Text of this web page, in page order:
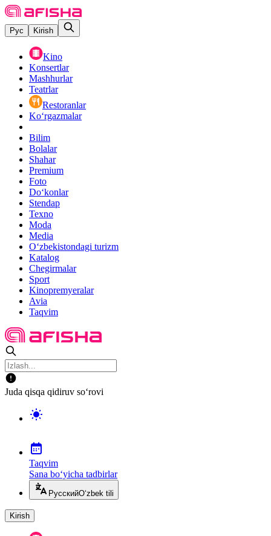
Рус Kirish
Kino
Konsertlar
Mashhurlar
Teatrlar
Restoranlar
Ko‘rgazmalar
Bilim
Bolalar
Shahar
Premium
Foto
Do‘konlar
Stendap
Texno
Moda
Media
O‘zbekistondagi turizm
Katalog
Chegirmalar
Sport
Kinopremyeralar
Avia
Taqvim
Juda qisqa qidiruv so‘rovi
Taqvim
Sana bo‘yicha tadbirlar
РусскийO‘zbek tili
Kirish